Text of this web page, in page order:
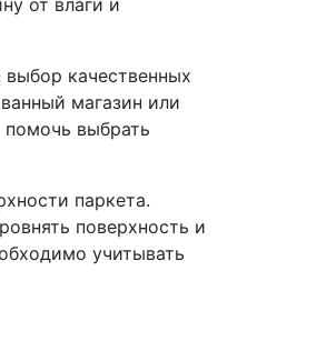
выбор качественных
магазин или
помочь выбрать
паркета.
поверхность и
учитывать